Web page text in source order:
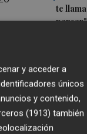
te
pensar"
Las
este
que
y acceder a
únicos
y contenido,
(1913) también